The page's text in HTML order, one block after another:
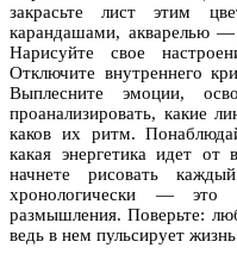
закрасьте лист этим
карандашами, акварелью
Нарисуйте свое
Отключите внутреннего
Выплесните эмоции,
проанализировать, какие
каков их ритм.
какая энергетика идет от
начнете рисовать
хронологически —
размышления. Поверьте:
ведь в нем пульсирует